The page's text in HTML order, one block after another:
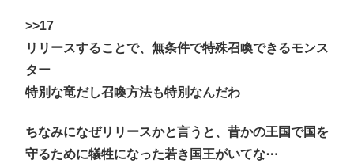
>>17
リリースすることで、無条件で特殊召喚できるモンス
ター
特別な竜だし召喚方法も特別なんだわ
ちなみになぜリリースかと言うと、昔かの王国で国を
守るために犠牲になった若き国王がいてな⋯